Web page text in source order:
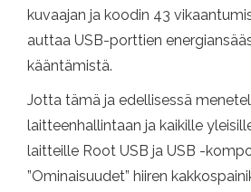
kuvaajan ja koodin 43
auttaa USB-porttien
kääntämistä.
Jotta tämä ja edellisessä
laitteenhallintaan ja kaikille
laitteille Root USB ja USB -
”Ominaisuudet” hiiren